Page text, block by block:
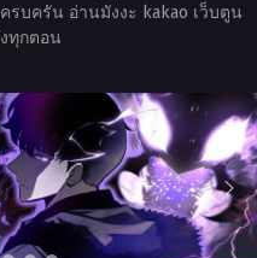
รบครัน อ่านมังงะ kakao เว็บตูน
ทุกตอน